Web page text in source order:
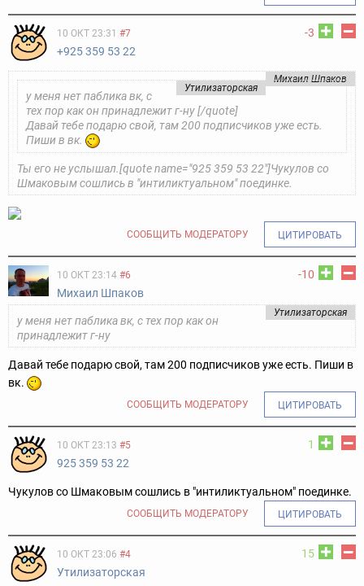
-3
10 ОКТ 23:31 #7
+925 359 53 22
Михаил Шпаков
Утилизаторская
у меня нет паблика вк, с
тех пор как он принадлежит г-ну [/quote]
Давай тебе подарю свой, там 200 подписчиков уже есть.
Пиши в вк.
Ты его не услышал.[quote name="925 359 53 22"]Чукулов со
Шмаковым сошлись в "интиликтуальном" поединке.
СООБЩИТЬ МОДЕРАТОРУ ЦИТИРОВАТЬ
-10
10 ОКТ 23:14 #6
Михаил Шпаков
Утилизаторская
у меня нет паблика вк, с тех пор как он
принадлежит г-ну
Давай тебе подарю свой, там 200 подписчиков уже есть. Пиши в
вк.
СООБЩИТЬ МОДЕРАТОРУ ЦИТИРОВАТЬ
1
10 ОКТ 23:13 #5
925 359 53 22
Чукулов со Шмаковым сошлись в "интиликтуальном" поединке.
СООБЩИТЬ МОДЕРАТОРУ ЦИТИРОВАТЬ
15
10 ОКТ 23:06 #4
Утилизаторская